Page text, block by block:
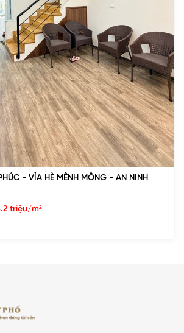
- VỈA HÈ MÊNH MÔNG - AN NINH
triệu/m²